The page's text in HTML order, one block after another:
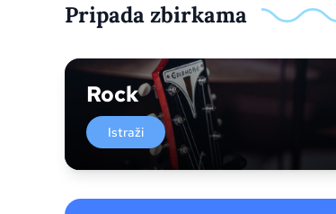
Pripada zbirkama
Rock
Istraži